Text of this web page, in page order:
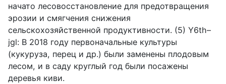
начато лесовосстановление для предотвращения
эрозии и смягчения снижения
сельскохозяйственной продуктивности. (5) Y6th–
jgl: В 2018 году первоначальные культуры
(кукуруза, перец и др.) были заменены плодовым
лесом, и в саду круглый год были посажены
деревья киви.